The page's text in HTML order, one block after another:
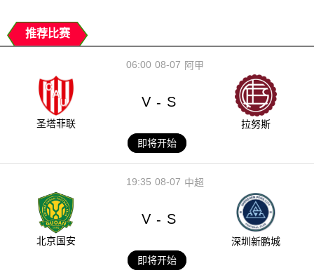
推荐比赛
08-07
06:00 阿甲
圣塔菲联
V - S
拉努斯
即将开始
08-07
19:35 中超
北京国安
V - S
深圳新鹏城
即将开始